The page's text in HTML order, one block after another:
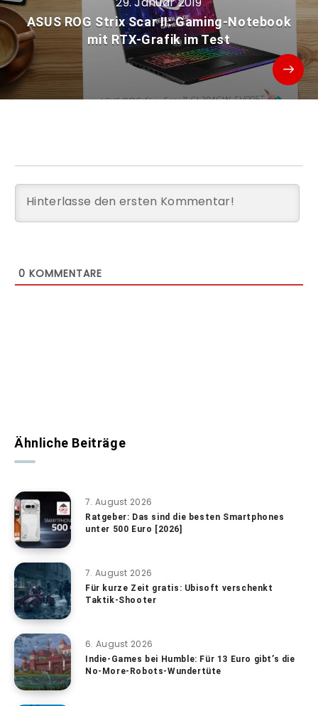
ASUS ROG Strix Scar II: Gaming-Notebook
mit RTX-Grafik im Test
0 KOMMENTARE
Ähnliche Beiträge
7. August 2026
Ratgeber: Das sind die besten Smartphones
unter 500 Euro [2026]
7. August 2026
Für kurze Zeit gratis: Ubisoft verschenkt
Taktik-Shooter
6. August 2026
Indie-Games bei Humble: Für 13 Euro gibt’s die
No-More-Robots-Wundertüte